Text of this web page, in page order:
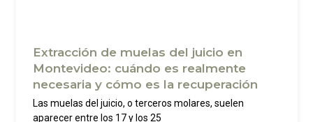
Extracción de muelas del juicio en
Montevideo: cuándo es realmente
necesaria y cómo es la recuperación
Las muelas del juicio, o terceros molares, suelen
aparecer entre los 17 y los 25